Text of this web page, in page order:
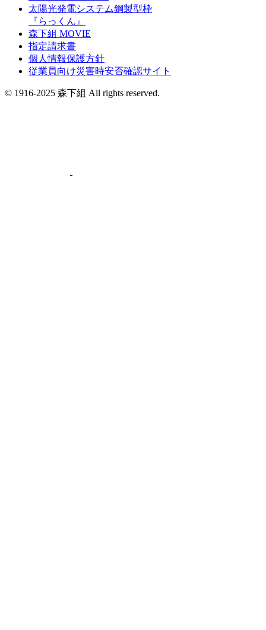
太陽光発電システム鋼製型枠
『らっくん』
森下組 MOVIE
指定請求書
個人情報保護方針
従業員向け災害時安否確認サイト
© 1916-2025 森下組 All rights reserved.